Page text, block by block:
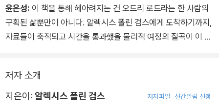
응하는 이름. 약한 곳에서 가장 놀라운 격동이 발생한다는 증거가
되는 그 이름. 오드리 로드는 우주를 범위 삼아 유영하는 존재와
몸으로 거듭 돌아온다.
윤은성: 이 책을 통해 헤아려지는 건 오드리 로드라는 한 사람의
구획된 삶뿐만이 아니다. 알렉시스 폴린 검스에게 도착하기까지,
자료들이 축적되고 시간을 통과했을 물리적 여정의 질곡이 이 책
쟁의 사회사를 의미하는 것이자, 기후 격변으로 이어진 인류사의
한 층위이기도 하다. 이 책으로 초대되는 일은 낮은 곳에서, 서로
저자 소개
지은이: 알렉시스 폴린 검스 저자파일 신간알림 신청